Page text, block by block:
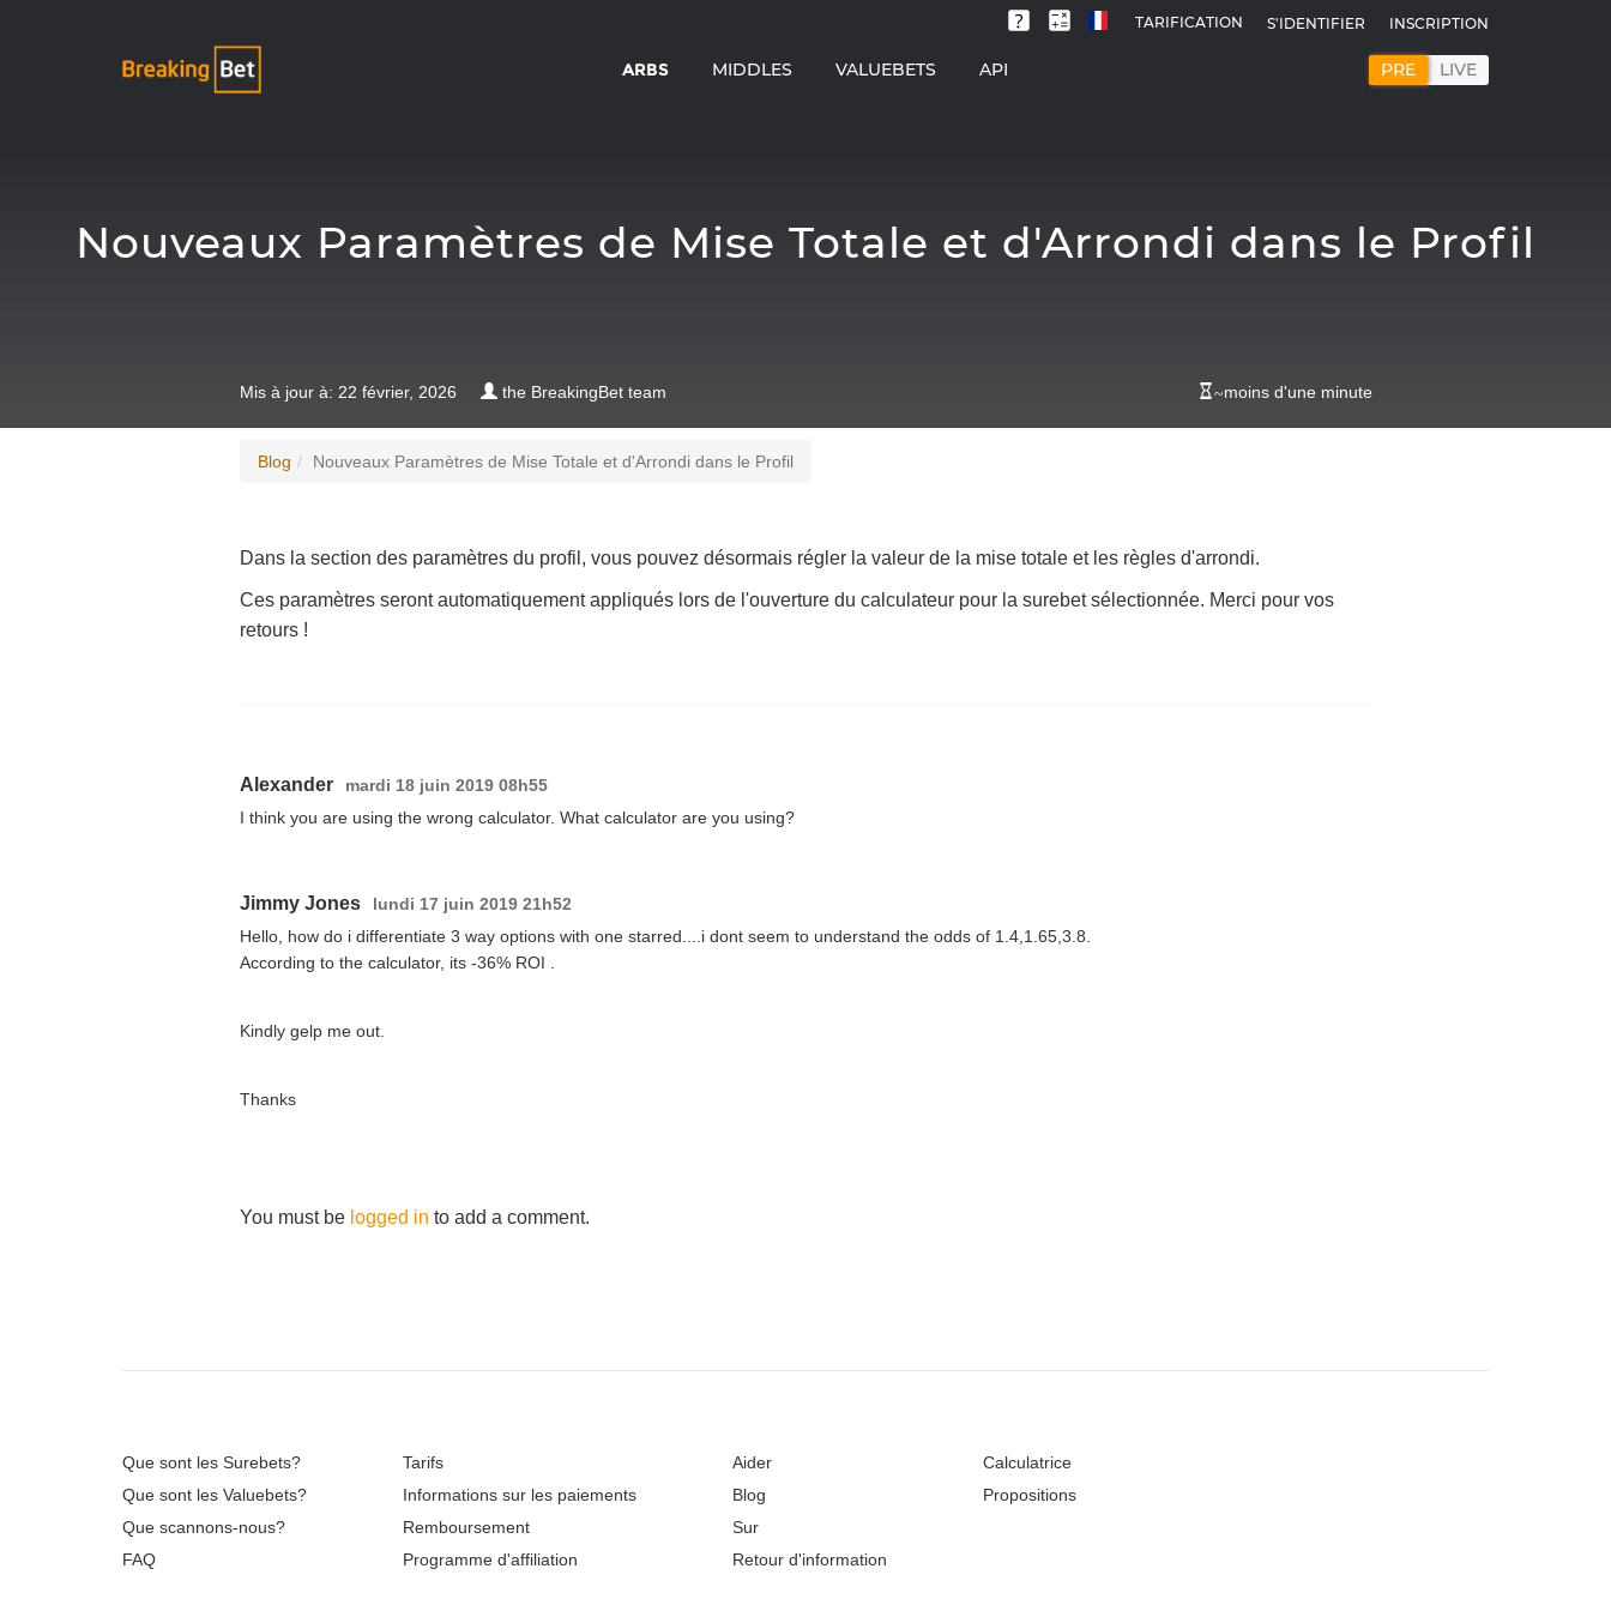
TARIFICATION S'IDENTIFIER INSCRIPTION
ARBS MIDDLES VALUEBETS API PRE LIVE
Nouveaux Paramètres de Mise Totale et d'Arrondi dans le Profil
the BreakingBet team
Mis à jour à: 22 février, 2026 ~moins d'une minute
Blog Nouveaux Paramètres de Mise Totale et d'Arrondi dans le Profil
Dans la section des paramètres du profil, vous pouvez désormais régler la valeur de la mise totale et les règles d'arrondi.
Ces paramètres seront automatiquement appliqués lors de l'ouverture du calculateur pour la surebet sélectionnée. Merci pour vos
retours !
Alexander mardi 18 juin 2019 08h55
I think you are using the wrong calculator. What calculator are you using?
Jimmy Jones lundi 17 juin 2019 21h52
Hello, how do i differentiate 3 way options with one starred....i dont seem to understand the odds of 1.4,1.65,3.8.
According to the calculator, its -36% ROI .
Kindly gelp me out.
Thanks
You must be logged in to add a comment.
Que sont les Surebets?
Que sont les Valuebets?
Que scannons-nous?
FAQ
Tarifs
Informations sur les paiements
Remboursement
Programme d'affiliation
Aider
Blog
Sur
Retour d'information
Calculatrice
Propositions